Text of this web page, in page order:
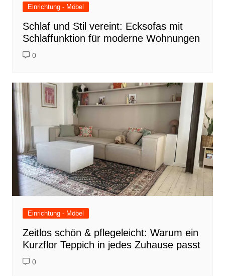
Einrichtung - Möbel
Schlaf und Stil vereint: Ecksofas mit
Schlaffunktion für moderne Wohnungen
0
Einrichtung - Möbel
Zeitlos schön & pflegeleicht: Warum ein
Kurzflor Teppich in jedes Zuhause passt
0